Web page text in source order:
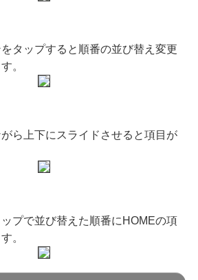
タップすると順番の並び替え変更
。
ら上下にスライドさせると項目が
プで並び替えた順番にHOMEの項
。